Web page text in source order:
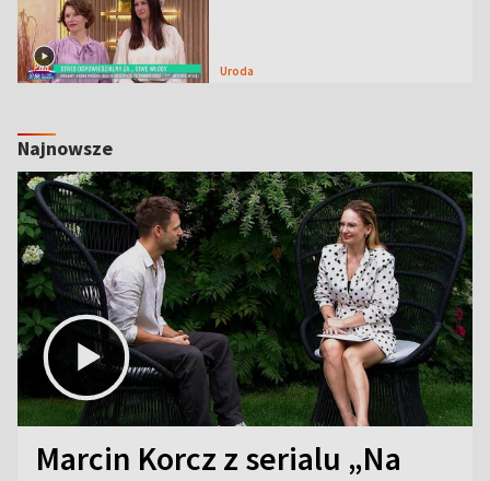
Uroda
Najnowsze
Marcin Korcz z serialu „Na